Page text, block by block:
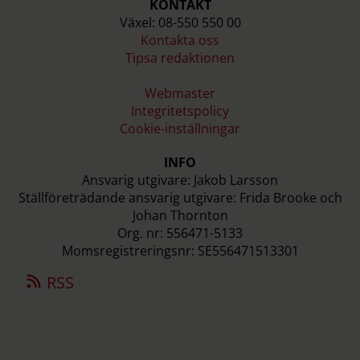
KONTAKT
Växel: 08-550 550 00
Kontakta oss
Tipsa redaktionen
Webmaster
Integritetspolicy
Cookie-inställningar
INFO
Ansvarig utgivare: Jakob Larsson
Ställföreträdande ansvarig utgivare: Frida Brooke och
Johan Thornton
Org. nr: 556471-5133
Momsregistreringsnr: SE556471513301
RSS